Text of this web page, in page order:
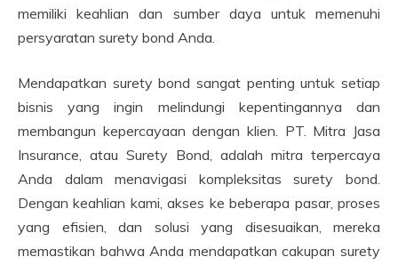
memiliki keahlian dan sumber daya untuk memenuhi
persyaratan surety bond Anda.
Mendapatkan surety bond sangat penting untuk setiap
bisnis yang ingin melindungi kepentingannya dan
membangun kepercayaan dengan klien. PT. Mitra Jasa
Insurance, atau Surety Bond, adalah mitra terpercaya
Anda dalam menavigasi kompleksitas surety bond.
Dengan keahlian kami, akses ke beberapa pasar, proses
yang efisien, dan solusi yang disesuaikan, mereka
memastikan bahwa Anda mendapatkan cakupan surety